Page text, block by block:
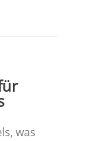
was